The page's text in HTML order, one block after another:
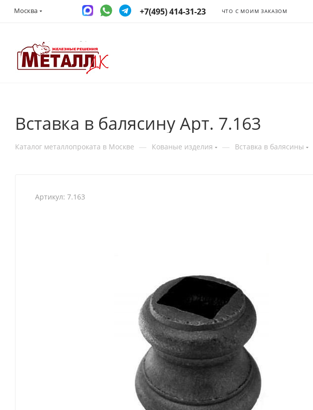
Москва +7(495) 414-31-23 ЧТО С МОИМ ЗАКАЗОМ
Вставка в балясину Арт. 7.163
Каталог металлопроката в Москве — Кованые изделия — Вставка в балясины
Артикул: 7.163